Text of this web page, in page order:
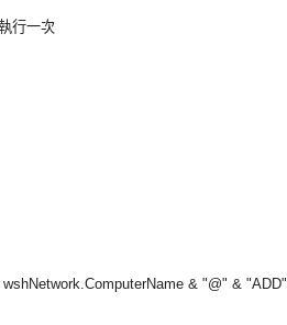
行一次
& "@" & "ADD"